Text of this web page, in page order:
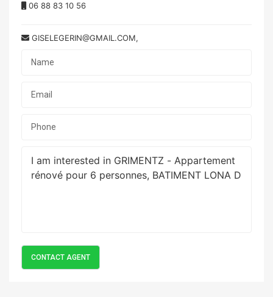
06 88 83 10 56
GISELEGERIN@GMAIL.COM,